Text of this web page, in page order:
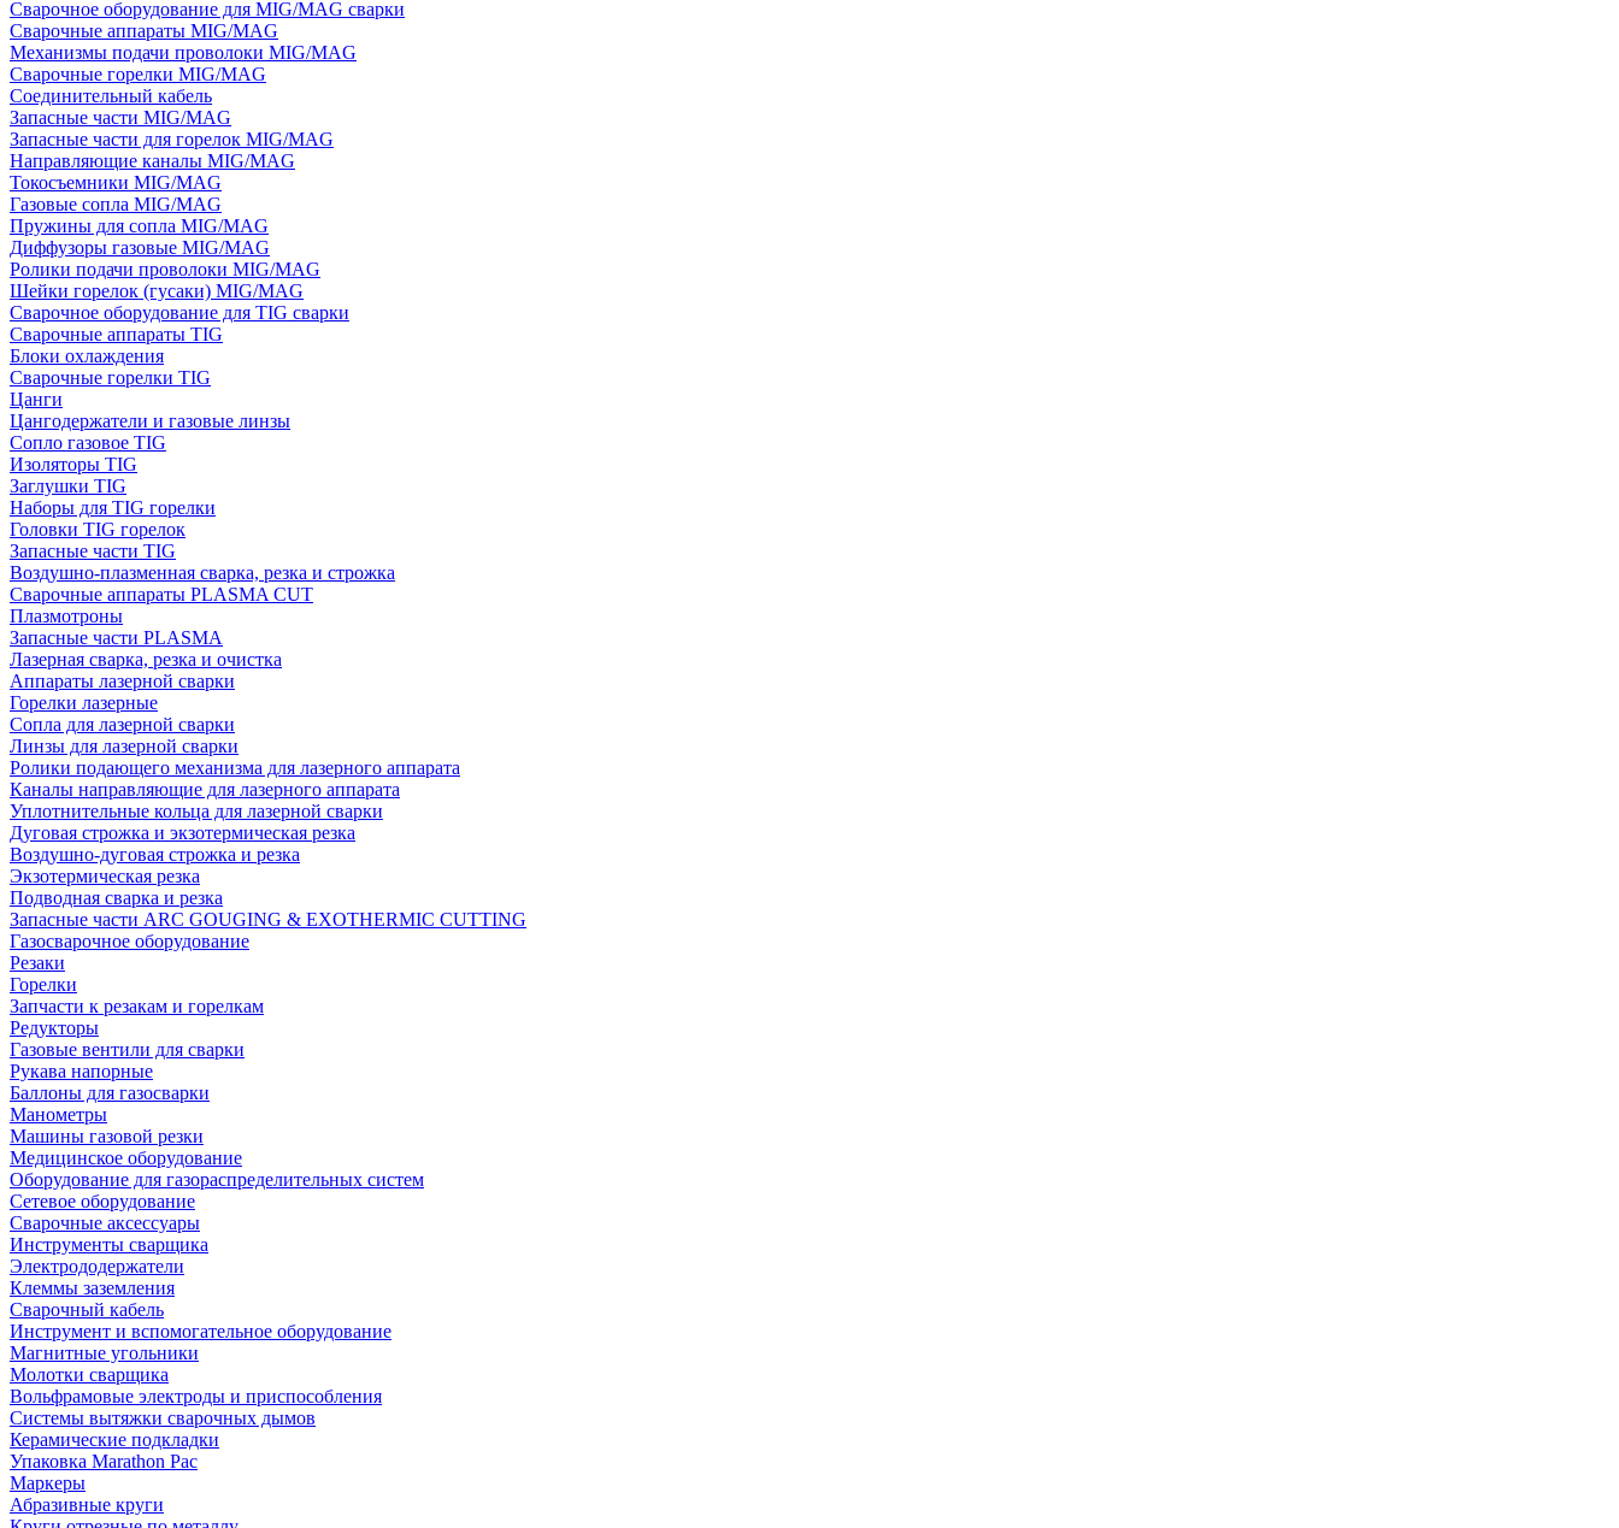
Сварочное оборудование для MIG/MAG сварки
Сварочные аппараты MIG/MAG
Механизмы подачи проволоки MIG/MAG
Сварочные горелки MIG/MAG
Соединительный кабель
Запасные части MIG/MAG
Запасные части для горелок MIG/MAG
Направляющие каналы MIG/MAG
Токосъемники MIG/MAG
Газовые сопла MIG/MAG
Пружины для сопла MIG/MAG
Диффузоры газовые MIG/MAG
Ролики подачи проволоки MIG/MAG
Шейки горелок (гусаки) MIG/MAG
Сварочное оборудование для TIG сварки
Сварочные аппараты TIG
Блоки охлаждения
Сварочные горелки TIG
Цанги
Цангодержатели и газовые линзы
Сопло газовое TIG
Изоляторы TIG
Заглушки TIG
Наборы для TIG горелки
Головки TIG горелок
Запасные части TIG
Воздушно-плазменная сварка, резка и строжка
Сварочные аппараты PLASMA CUT
Плазмотроны
Запасные части PLASMA
Лазерная сварка, резка и очистка
Аппараты лазерной сварки
Горелки лазерные
Сопла для лазерной сварки
Линзы для лазерной сварки
Ролики подающего механизма для лазерного аппарата
Каналы направляющие для лазерного аппарата
Уплотнительные кольца для лазерной сварки
Дуговая строжка и экзотермическая резка
Воздушно-дуговая строжка и резка
Экзотермическая резка
Подводная сварка и резка
Запасные части ARC GOUGING & EXOTHERMIC CUTTING
Газосварочное оборудование
Резаки
Горелки
Запчасти к резакам и горелкам
Редукторы
Газовые вентили для сварки
Рукава напорные
Баллоны для газосварки
Манометры
Машины газовой резки
Медицинское оборудование
Оборудование для газораспределительных систем
Сетевое оборудование
Сварочные аксессуары
Инструменты сварщика
Электрододержатели
Клеммы заземления
Сварочный кабель
Инструмент и вспомогательное оборудование
Магнитные угольники
Молотки сварщика
Вольфрамовые электроды и приспособления
Системы вытяжки сварочных дымов
Керамические подкладки
Упаковка Marathon Pac
Маркеры
Абразивные круги